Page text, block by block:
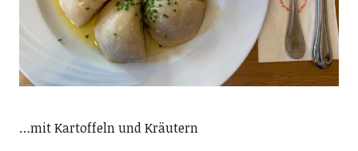
…mit Kartoffeln und Kräutern